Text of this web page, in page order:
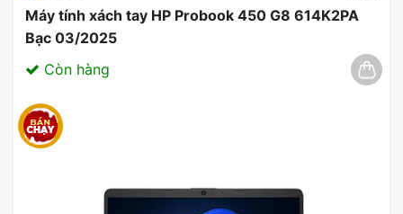
Máy tính xách tay HP Probook 450 G8 614K2PA
Bạc 03/2025
Còn hàng